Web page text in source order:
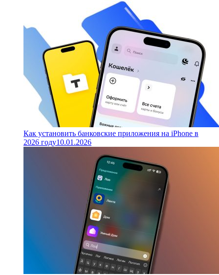
Как установить банковские приложения на iPhone в
2026 году10.01.2026